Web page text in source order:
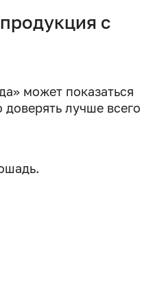
с
может показаться
лучше всего